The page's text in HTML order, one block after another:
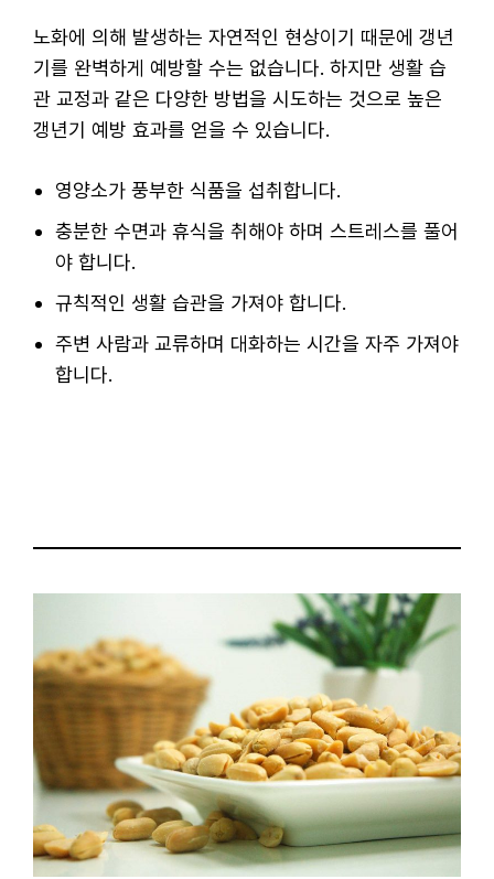
노화에 의해 발생하는 자연적인 현상이기 때문에 갱년
기를 완벽하게 예방할 수는 없습니다. 하지만 생활 습
관 교정과 같은 다양한 방법을 시도하는 것으로 높은
갱년기 예방 효과를 얻을 수 있습니다.
영양소가 풍부한 식품을 섭취합니다.
충분한 수면과 휴식을 취해야 하며 스트레스를 풀어
야 합니다.
규칙적인 생활 습관을 가져야 합니다.
주변 사람과 교류하며 대화하는 시간을 자주 가져야
합니다.